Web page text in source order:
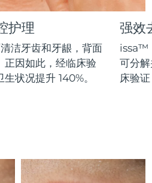
护理
洁牙齿和牙龈，背面
正因如此，经临床验
状况提升 140%。
强效
issa™
可分
床验
8/14/26
预计送达日期 8/16/26
预计送达日期 8/13/26
预计送达日期8/12/26